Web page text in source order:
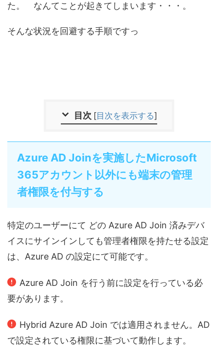
た。 なんてことが起きてしまいます・・・。
そんな状況を回避する手順ですっ
目次 [目次を表示する]
Azure AD Joinを実施したMicrosoft
365アカウント以外にも端末の管理
者権限を付与する
特定のユーザーにて どの Azure AD Join 済みデバ
イスにサインインしても管理者権限を持たせる設定
は、Azure AD の設定にて可能です。
Azure AD Join を行う前に設定を行っている必
要があります。
Hybrid Azure AD Join では適用されません。AD
で設定されている権限に基づいて動作します。